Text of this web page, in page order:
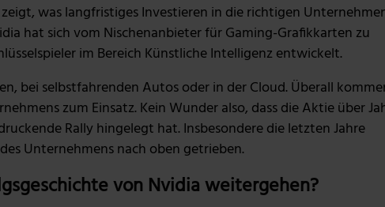
was langfristiges Investieren in die richtigen
hat sich vom Nischenanbieter für Gaming-Grafikkarten zu
im Bereich Künstliche Intelligenz entwickelt.
bei selbstfahrenden Autos oder in der Cloud. Überall
zum Einsatz. Kein Wunder also, dass die Aktie über
Rally hingelegt hat. Insbesondere die letzten Jahre
Unternehmens nach oben getrieben.
von Nvidia weitergehen?